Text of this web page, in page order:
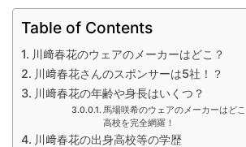
Table of Contents
川﨑春花のウェアのメーカーはどこ？
川﨑春花さんのスポンサーは5社！？
川﨑春花の年齢や身長はいくつ？
馬場咲希のウェアのメーカーはど
高校を完全網羅！
川﨑春花の出身高校等の学歴